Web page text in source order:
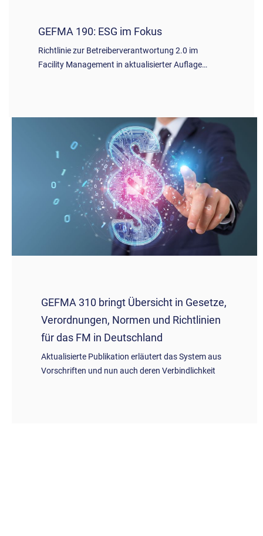
GEFMA 190: ESG im Fokus
Richtlinie zur Betreiberverantwortung 2.0 im
Facility Management in aktualisierter Auflage…
GEFMA 310 bringt Übersicht in Gesetze,
Verordnungen, Normen und Richtlinien
für das FM in Deutschland
Aktualisierte Publikation erläutert das System aus
Vorschriften und nun auch deren Verbindlichkeit